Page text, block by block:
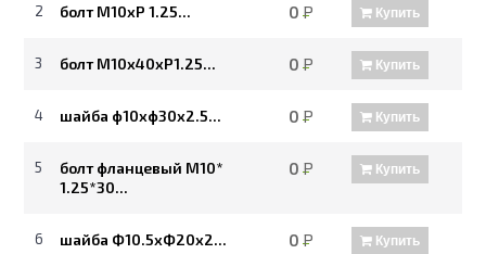
2 болт M10хР 1.25... 0Р Купить
3 болт М10х40хР1.25... 0Р Купить
4 шайба ф10хф30х2.5... 0Р Купить
5
болт фланцевый М10*
1.25*30...
0Р Купить
6 шайба Ф10.5хФ20х2... 0Р Купить